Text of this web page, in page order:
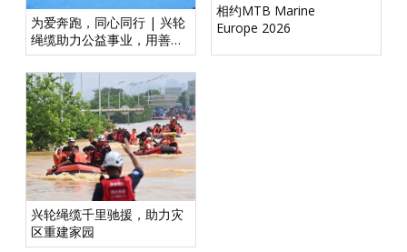
为爱奔跑，同心同行 | 兴轮
绳缆助力公益事业，用善举
承载未来
相约MTB Marine
Europe 2026
兴轮绳缆千里驰援，助力灾
区重建家园